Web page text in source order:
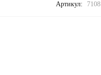
Артикул: 7108